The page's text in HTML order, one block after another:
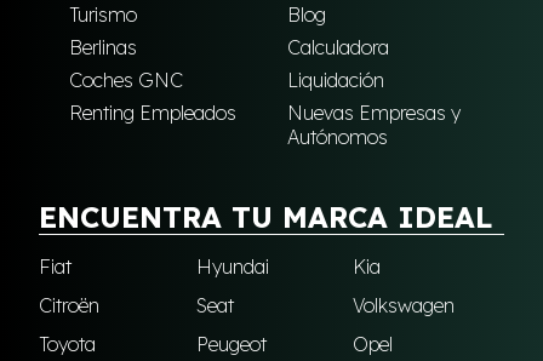
Turismo
Blog
Berlinas
Calculadora
Coches GNC
Liquidación
Renting Empleados
Nuevas Empresas y
Autónomos
ENCUENTRA TU MARCA IDEAL
Fiat Hyundai
Kia
Citroën
Seat
Volkswagen
Toyota
Peugeot
Opel